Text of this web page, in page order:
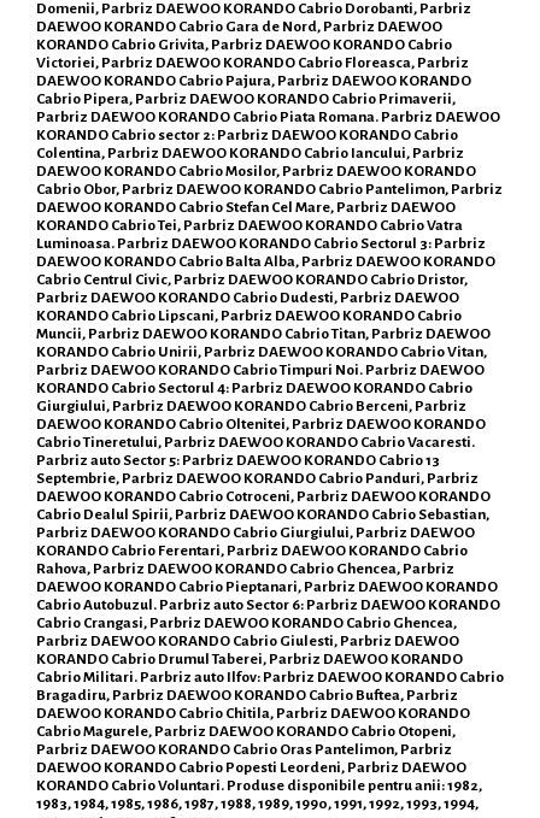
Domenii, Parbriz DAEWOO KORANDO Cabrio Dorobanti, Parbriz
DAEWOO KORANDO Cabrio Gara de Nord, Parbriz DAEWOO
KORANDO Cabrio Grivita, Parbriz DAEWOO KORANDO Cabrio
Victoriei, Parbriz DAEWOO KORANDO Cabrio Floreasca, Parbriz
DAEWOO KORANDO Cabrio Pajura, Parbriz DAEWOO KORANDO
Cabrio Pipera, Parbriz DAEWOO KORANDO Cabrio Primaverii,
Parbriz DAEWOO KORANDO Cabrio Piata Romana. Parbriz DAEWOO
KORANDO Cabrio sector 2: Parbriz DAEWOO KORANDO Cabrio
Colentina, Parbriz DAEWOO KORANDO Cabrio Iancului, Parbriz
DAEWOO KORANDO Cabrio Mosilor, Parbriz DAEWOO KORANDO
Cabrio Obor, Parbriz DAEWOO KORANDO Cabrio Pantelimon, Parbriz
DAEWOO KORANDO Cabrio Stefan Cel Mare, Parbriz DAEWOO
KORANDO Cabrio Tei, Parbriz DAEWOO KORANDO Cabrio Vatra
Luminoasa. Parbriz DAEWOO KORANDO Cabrio Sectorul 3: Parbriz
DAEWOO KORANDO Cabrio Balta Alba, Parbriz DAEWOO KORANDO
Cabrio Centrul Civic, Parbriz DAEWOO KORANDO Cabrio Dristor,
Parbriz DAEWOO KORANDO Cabrio Dudesti, Parbriz DAEWOO
KORANDO Cabrio Lipscani, Parbriz DAEWOO KORANDO Cabrio
Muncii, Parbriz DAEWOO KORANDO Cabrio Titan, Parbriz DAEWOO
KORANDO Cabrio Unirii, Parbriz DAEWOO KORANDO Cabrio Vitan,
Parbriz DAEWOO KORANDO Cabrio Timpuri Noi. Parbriz DAEWOO
KORANDO Cabrio Sectorul 4: Parbriz DAEWOO KORANDO Cabrio
Giurgiului, Parbriz DAEWOO KORANDO Cabrio Berceni, Parbriz
DAEWOO KORANDO Cabrio Oltenitei, Parbriz DAEWOO KORANDO
Cabrio Tineretului, Parbriz DAEWOO KORANDO Cabrio Vacaresti.
Parbriz auto Sector 5: Parbriz DAEWOO KORANDO Cabrio 13
Septembrie, Parbriz DAEWOO KORANDO Cabrio Panduri, Parbriz
DAEWOO KORANDO Cabrio Cotroceni, Parbriz DAEWOO KORANDO
Cabrio Dealul Spirii, Parbriz DAEWOO KORANDO Cabrio Sebastian,
Parbriz DAEWOO KORANDO Cabrio Giurgiului, Parbriz DAEWOO
KORANDO Cabrio Ferentari, Parbriz DAEWOO KORANDO Cabrio
Rahova, Parbriz DAEWOO KORANDO Cabrio Ghencea, Parbriz
DAEWOO KORANDO Cabrio Pieptanari, Parbriz DAEWOO KORANDO
Cabrio Autobuzul. Parbriz auto Sector 6: Parbriz DAEWOO KORANDO
Cabrio Crangasi, Parbriz DAEWOO KORANDO Cabrio Ghencea,
Parbriz DAEWOO KORANDO Cabrio Giulesti, Parbriz DAEWOO
KORANDO Cabrio Drumul Taberei, Parbriz DAEWOO KORANDO
Cabrio Militari. Parbriz auto Ilfov: Parbriz DAEWOO KORANDO Cabrio
Bragadiru, Parbriz DAEWOO KORANDO Cabrio Buftea, Parbriz
DAEWOO KORANDO Cabrio Chitila, Parbriz DAEWOO KORANDO
Cabrio Magurele, Parbriz DAEWOO KORANDO Cabrio Otopeni,
Parbriz DAEWOO KORANDO Cabrio Oras Pantelimon, Parbriz
DAEWOO KORANDO Cabrio Popesti Leordeni, Parbriz DAEWOO
KORANDO Cabrio Voluntari. Produse disponibile pentru anii: 1982,
1983, 1984, 1985, 1986, 1987, 1988, 1989, 1990, 1991, 1992, 1993, 1994,